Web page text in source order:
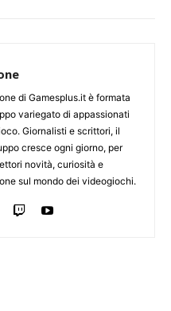
di Gamesplus.it è formata
variegato di appassionati
Giornalisti e scrittori, il
cresce ogni giorno, per
novità, curiosità e
sul mondo dei videogiochi.